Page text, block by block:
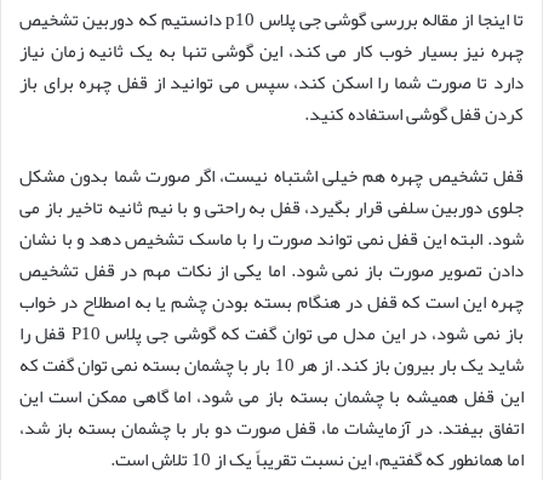
تا اینجا از مقاله بررسی گوشی جی پلاس p10 دانستیم که دوربین تشخیص
چهره نیز بسیار خوب کار می کند، این گوشی تنها به یک ثانیه زمان نیاز
دارد تا صورت شما را اسکن کند، سپس می توانید از قفل چهره برای باز
کردن قفل گوشی استفاده کنید.
قفل تشخیص چهره هم خیلی اشتباه نیست، اگر صورت شما بدون مشکل
جلوی دوربین سلفی قرار بگیرد، قفل به راحتی و با نیم ثانیه تاخیر باز می
شود. البته این قفل نمی تواند صورت را با ماسک تشخیص دهد و با نشان
دادن تصویر صورت باز نمی شود. اما یکی از نکات مهم در قفل تشخیص
چهره این است که قفل در هنگام بسته بودن چشم یا به اصطلاح در خواب
باز نمی شود، در این مدل می توان گفت که گوشی جی پلاس P10 قفل را
شاید یک بار بیرون باز کند. از هر 10 بار با چشمان بسته نمی توان گفت که
این قفل همیشه با چشمان بسته باز می شود، اما گاهی ممکن است این
اتفاق بیفتد. در آزمایشات ما، قفل صورت دو بار با چشمان بسته باز شد،
اما همانطور که گفتیم، این نسبت تقریباً یک از 10 تلاش است.